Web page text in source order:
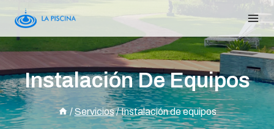
Instalación De Equipos
/Servicios/Instalación de equipos